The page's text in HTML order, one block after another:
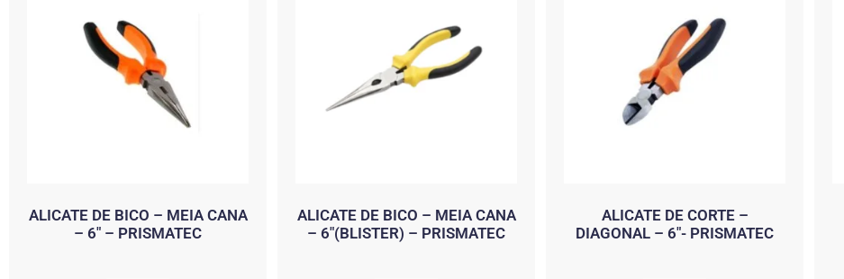
ALICATE DE BICO – MEIA CANA
– 6″ – PRISMATEC
ALICATE DE BICO – MEIA CANA
– 6″(BLISTER) – PRISMATEC
ALICATE DE CORTE –
DIAGONAL – 6″- PRISMATEC